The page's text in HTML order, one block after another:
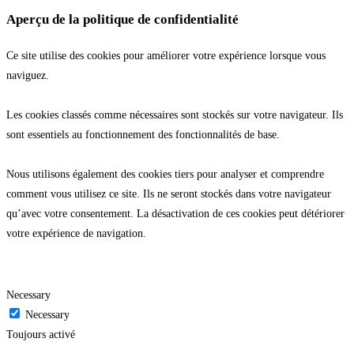
Aperçu de la politique de confidentialité
Ce site utilise des cookies pour améliorer votre expérience lorsque vous
naviguez.
Les cookies classés comme nécessaires sont stockés sur votre navigateur. Ils
sont essentiels au fonctionnement des fonctionnalités de base.
Nous utilisons également des cookies tiers pour analyser et comprendre
comment vous utilisez ce site. Ils ne seront stockés dans votre navigateur
qu’avec votre consentement. La désactivation de ces cookies peut détériorer
votre expérience de navigation.
Necessary
Necessary
Toujours activé